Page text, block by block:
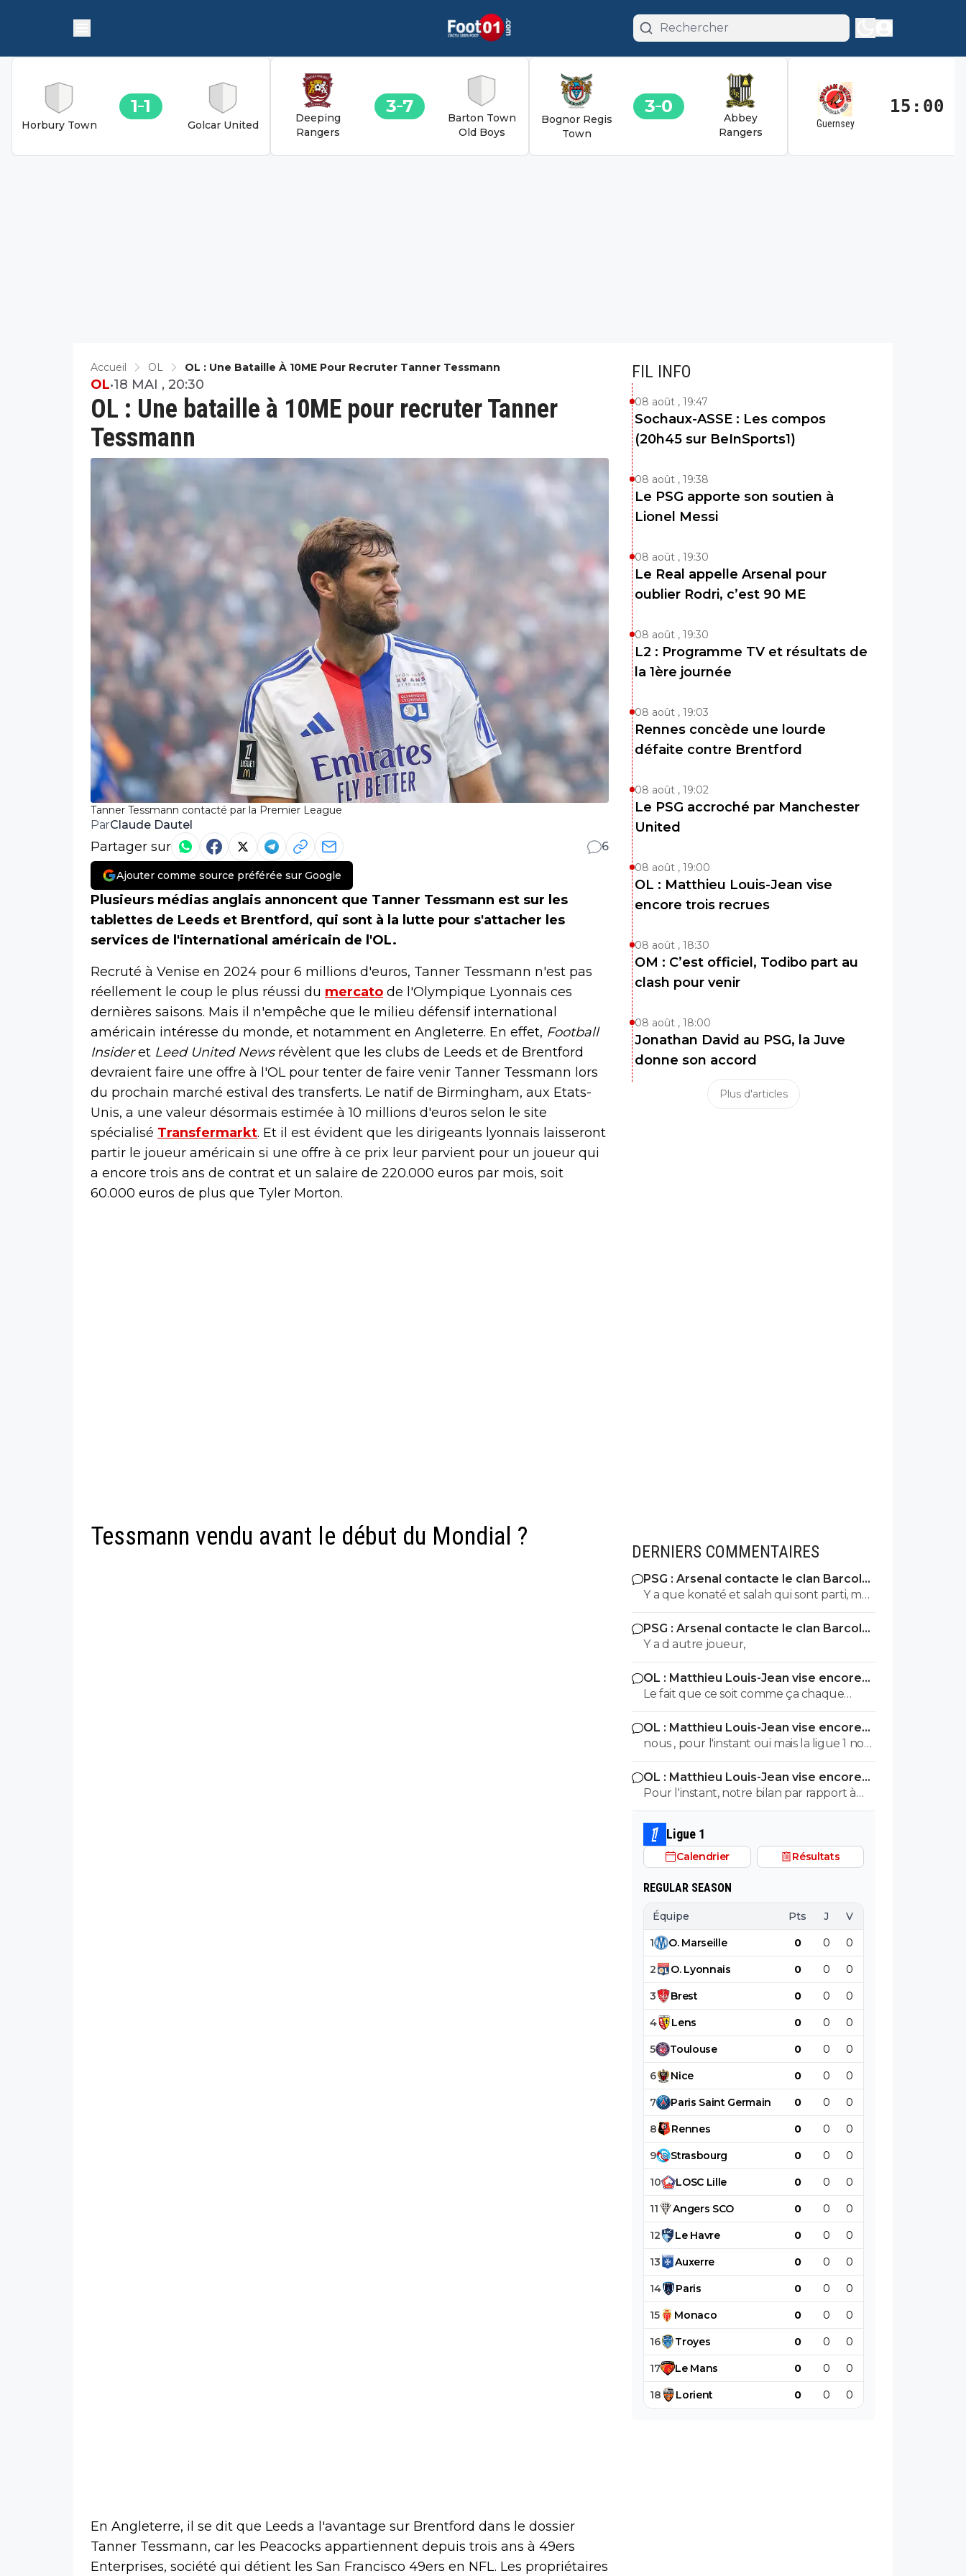
Horbury Town
1 1
Golcar United
Deeping
Rangers
3 7
Barton Town
Old Boys
Bognor Regis
Town
3 0
Abbey
Rangers
Guernsey
15:00
Accueil OL OL : Une Bataille À 10ME Pour Recruter Tanner Tessmann
Tanner Tessmann contacté par la Premier League
OL : Une bataille à 10ME pour recruter Tanner
Tessmann
OL•18 MAI , 20:30
ParClaude Dautel
Partager sur 6
Ajouter comme source préférée sur Google
Plusieurs médias anglais annoncent que Tanner Tessmann est sur les
tablettes de Leeds et Brentford, qui sont à la lutte pour s'attacher les
services de l'international américain de l'OL.
Recruté à Venise en 2024 pour 6 millions d'euros, Tanner Tessmann n'est pas
réellement le coup le plus réussi du mercato de l'Olympique Lyonnais ces
dernières saisons. Mais il n'empêche que le milieu défensif international
américain intéresse du monde, et notamment en Angleterre. En effet, Football
Insideret Leed United News révèlent que les clubs de Leeds et de Brentford
devraient faire une offre à l'OL pour tenter de faire venir Tanner Tessmann lors
du prochain marché estival des transferts. Le natif de Birmingham, aux Etats-
Unis, a une valeur désormais estimée à 10 millions d'euros selon le site
spécialisé Transfermarkt. Et il est évident que les dirigeants lyonnais laisseront
partir le joueur américain si une offre à ce prix leur parvient pour un joueur qui
a encore trois ans de contrat et un salaire de 220.000 euros par mois, soit
60.000 euros de plus que Tyler Morton.
Tessmann vendu avant le début du Mondial ?
En Angleterre, il se dit que Leeds a l'avantage sur Brentford dans le dossier
Tanner Tessmann, car les Peacocks appartiennent depuis trois ans à 49ers
Enterprises, société qui détient les San Francisco 49ers en NFL. Les propriétaires
FIL INFO
08 août , 19:47
Sochaux-ASSE : Les compos
(20h45 sur BeInSports1)
08 août , 19:38
Le PSG apporte son soutien à
Lionel Messi
08 août , 19:30
Le Real appelle Arsenal pour
oublier Rodri, c’est 90 ME
08 août , 19:30
L2 : Programme TV et résultats de
la 1ère journée
08 août , 19:03
Rennes concède une lourde
défaite contre Brentford
08 août , 19:02
Le PSG accroché par Manchester
United
08 août , 19:00
OL : Matthieu Louis-Jean vise
encore trois recrues
08 août , 18:30
OM : C’est officiel, Todibo part au
clash pour venir
08 août , 18:00
Jonathan David au PSG, la Juve
donne son accord
Plus d'articles
DERNIERS COMMENTAIRES
PSG : Arsenal contacte le clan Barcola,
le feuilleton relancé
Y a que konaté et salah qui sont parti, mais
ils ont été remplacés
PSG : Arsenal contacte le clan Barcola,
le feuilleton relancé
Y a d autre joueur,
OL : Matthieu Louis-Jean vise encore
trois recrues
Le fait que ce soit comme ça chaque
année montre que l'on continue de bien
former. Sans droits tv, il n'y a
malheureusement pas d'autre solution.
OL : Matthieu Louis-Jean vise encore
trois recrues
nous , pour l'instant oui mais la ligue 1 non
(on sent que les finances ne vont pas si
bien)
OL : Matthieu Louis-Jean vise encore
trois recrues
Pour l'instant, notre bilan par rapport à
l'étranger est plutôt positif : certes, on a
perdu Moreira, mais on a fait venir
Openda, Duranville, Bidstrup et
Ouedraogo.
Ligue 1
Calendrier Résultats
REGULAR SEASON
Équipe Pts J V
1 O. Marseille 0 0 0
2 O. Lyonnais 0 0 0
3 Brest 0 0 0
4 Lens 0 0 0
5 Toulouse 0 0 0
6 Nice 0 0 0
7 Paris Saint Germain 0 0 0
8 Rennes 0 0 0
9 Strasbourg 0 0 0
10 LOSC Lille 0 0 0
11 Angers SCO 0 0 0
12 Le Havre 0 0 0
13 Auxerre 0 0 0
14 Paris 0 0 0
15 Monaco 0 0 0
16 Troyes 0 0 0
17 Le Mans 0 0 0
18 Lorient 0 0 0